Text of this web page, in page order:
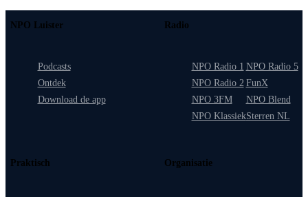
NPO Luister
Podcasts
Ontdek
Download de app
Radio
NPO Radio 1
NPO Radio 2
NPO 3FM
NPO Klassiek
NPO Radio 5
FunX
NPO Blend
Sterren NL
Praktisch Organisatie